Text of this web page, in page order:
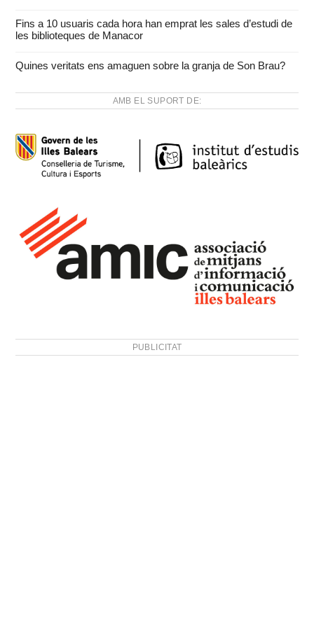
Fins a 10 usuaris cada hora han emprat les sales d’estudi de
les biblioteques de Manacor
Quines veritats ens amaguen sobre la granja de Son Brau?
AMB EL SUPORT DE:
PUBLICITAT